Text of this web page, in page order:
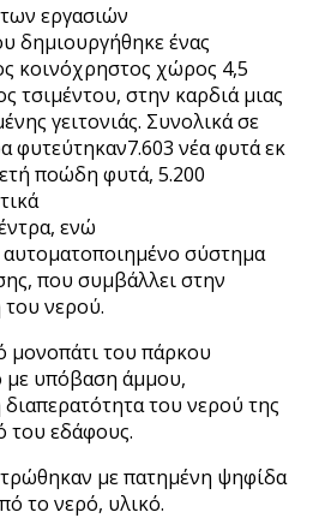
εργασιών
δημιουργήθηκε ένας
κοινόχρηστος χώρος 4,5
τσιμέντου, στην καρδιά μιας
γειτονιάς. Συνολικά σε
φυτεύτηκαν7.603 νέα φυτά εκ
ποώδη φυτά, 5.200
ενώ
σύστημα
που συμβάλλει στην
του νερού.
μονοπάτι του πάρκου
υπόβαση άμμου,
διαπερατότητα του νερού της
του εδάφους.
με πατημένη ψηφίδα
το νερό, υλικό.